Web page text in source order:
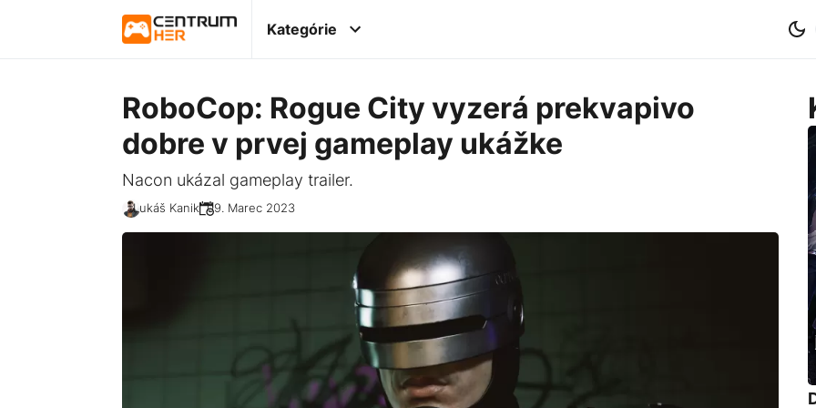
Kategórie
RoboCop: Rogue City vyzerá prekvapivo
dobre v prvej gameplay ukážke
Nacon ukázal gameplay trailer.
Lukáš Kanik 09. Marec 2023